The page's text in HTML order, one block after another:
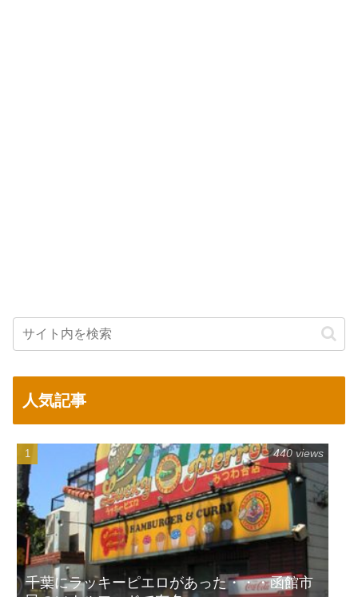
人気記事
千葉にラッキーピエロがあった・・・函館市
440 views